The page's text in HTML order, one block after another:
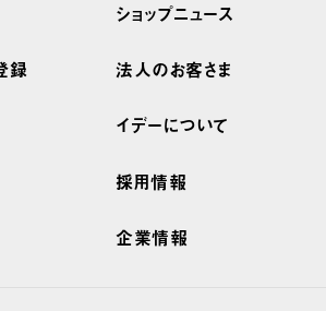
録
ショップニュース
法人のお客さま
イデーについて
採用情報
企業情報